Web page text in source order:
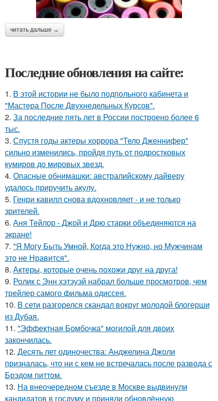
читать дальше →
Последние обновления на сайте:
1. В этой истории не было подпольного кабинета и
"Мастера После Двухнедельных Курсов".
2. За последние пять лет в России построено более 6
тыс.
3. Спустя годы актеры хоррора "Тело Дженнифер"
сильно изменились, пройдя путь от подростковых
кумиров до мировых звезд.
4. Опасные обнимашки: австралийскому дайверу
удалось приручить акулу.
5. Генри кавилл снова вдохновляет - и не только
зрителей.
6. Аня Тейлор - Джой и Дрю старки объединяются на
экране!
7. "Я Могу Быть Умной, Когда это Нужно, но Мужчинам
это не Нравится".
8. Актеры, которые очень похожи друг на друга!
9. Ролик с Энн хэтэуэй набрал больше просмотров, чем
трейлер самого фильма одиссея.
10. В сети разгорелся скандал вокруг молодой блогерши
из Дубая.
11. "Эффектная Бомбочка" могилой для двоих
закончилась.
12. Десять лет одиночества: Анджелина Джоли
призналась, что ни с кем не встречалась после развода с
Брэдом питтом.
13. На внеочередном съезде в Москве выдвинули
кандидатов в госдуму и приняли обновлённую